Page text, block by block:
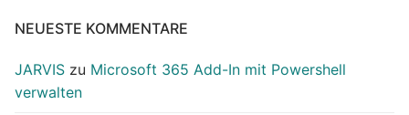
NEUESTE KOMMENTARE
JARVIS zu Microsoft 365 Add-In mit Powershell
verwalten